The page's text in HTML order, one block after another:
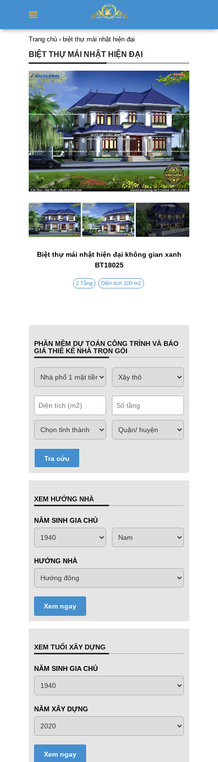
Trang chủ › biệt thự mái nhật hiện đại
BIỆT THỰ MÁI NHẬT HIỆN ĐẠI
Biệt thự mái nhật hiện đại không gian xanh
BT18025
2 Tầng Diện tích 100 m2
PHẦN MỀM DỰ TOÁN CÔNG TRÌNH VÀ BÁO
GIÁ THIẾ KẾ NHÀ TRỌN GÓI
Tra cứu
XEM HƯỚNG NHÀ
NĂM SINH GIA CHỦ
HƯỚNG NHÀ
Xem ngay
XEM TUỔI XÂY DỰNG
NĂM SINH GIA CHỦ
NĂM XÂY DỰNG
Xem ngay